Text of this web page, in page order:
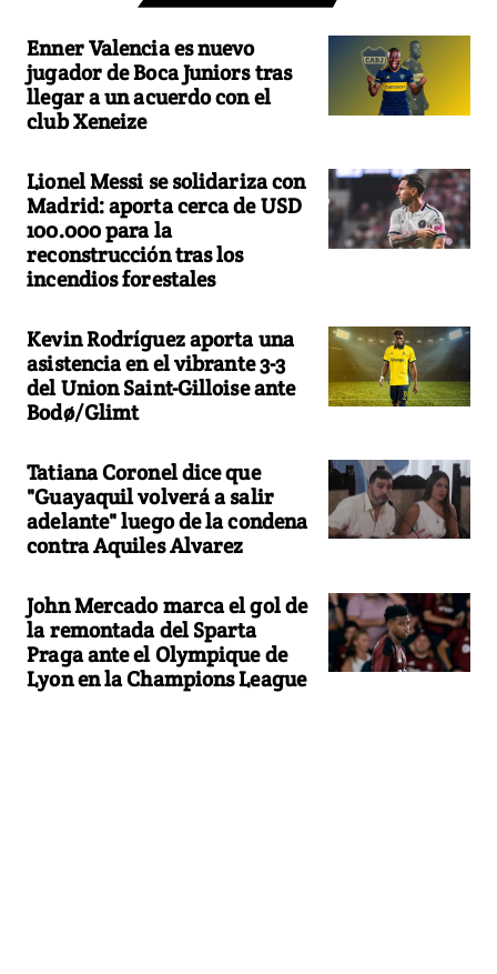
Enner Valencia es nuevo
jugador de Boca Juniors tras
llegar a un acuerdo con el
club Xeneize
Lionel Messi se solidariza con
Madrid: aporta cerca de USD
100.000 para la
reconstrucción tras los
incendios forestales
Kevin Rodríguez aporta una
asistencia en el vibrante 3-3
del Union Saint-Gilloise ante
Bodø/Glimt
Tatiana Coronel dice que
"Guayaquil volverá a salir
adelante" luego de la condena
contra Aquiles Alvarez
John Mercado marca el gol de
la remontada del Sparta
Praga ante el Olympique de
Lyon en la Champions League